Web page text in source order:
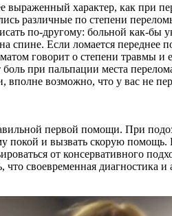
характер, как при
различные по степени
по-другому: больной как-
Если ломается переднее
говорит о степени травмы и
при пальпации места
возможно, что у вас не
первой помощи. При
и вызвать скорую помощь.
от консервативного
своевременная диагностика